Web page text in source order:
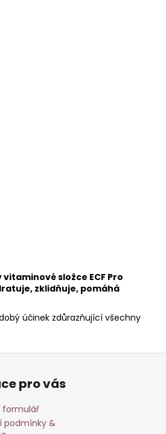
vitaminové složce ECF Pro
zklidňuje, pomáhá
účinek zdůrazňující všechny
pro vás
formulář
podmínky &